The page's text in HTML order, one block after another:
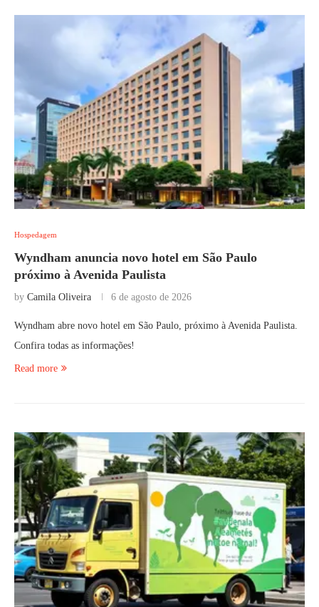
Hospedagem
Wyndham anuncia novo hotel em São Paulo
próximo à Avenida Paulista
by Camila Oliveira 6 de agosto de 2026
Wyndham abre novo hotel em São Paulo, próximo à Avenida Paulista.
Confira todas as informações!
Read more